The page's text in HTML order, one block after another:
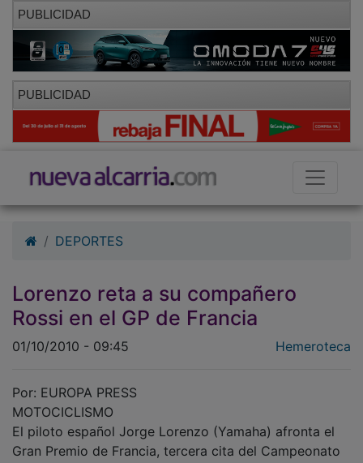
PUBLICIDAD
PUBLICIDAD
DEPORTES
Lorenzo reta a su compañero
Rossi en el GP de Francia
01/10/2010 - 09:45 Hemeroteca
Por: EUROPA PRESS
MOTOCICLISMO
El piloto español Jorge Lorenzo (Yamaha) afronta el
Gran Premio de Francia, tercera cita del Campeonato